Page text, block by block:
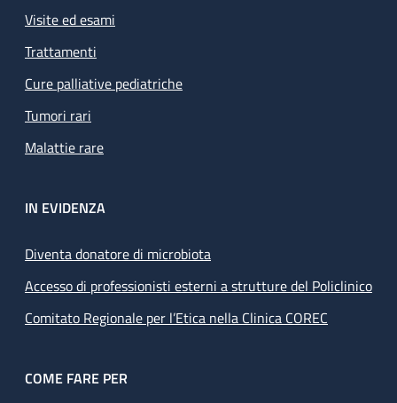
Visite ed esami
Trattamenti
Cure palliative pediatriche
Tumori rari
Malattie rare
IN EVIDENZA
Diventa donatore di microbiota
Accesso di professionisti esterni a strutture del Policlinico
Comitato Regionale per l’Etica nella Clinica COREC
COME FARE PER